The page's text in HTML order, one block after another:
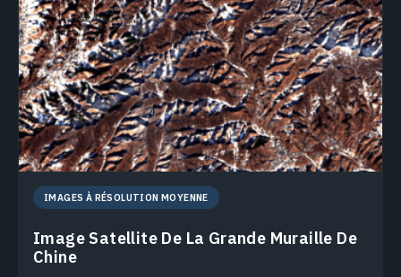
IMAGES À RÉSOLUTION MOYENNE
Image Satellite De La Grande Muraille De
Chine